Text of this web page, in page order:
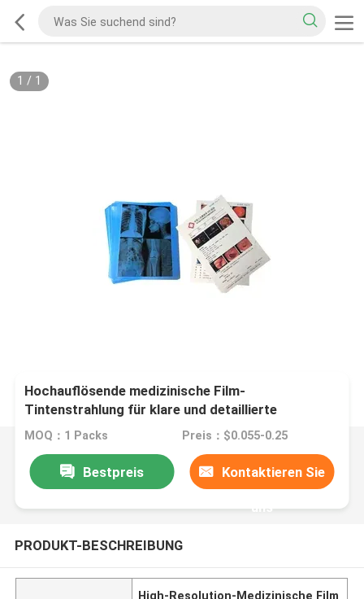
1 / 1
Hochauflösende medizinische Film-
Tintenstrahlung für klare und detaillierte
diagnostische Bilder
MOQ：1 Packs Preis：$0.055-0.25
Bestpreis Kontaktieren Sie
uns
PRODUKT-BESCHREIBUNG
High-Resolution-Medizinische Film